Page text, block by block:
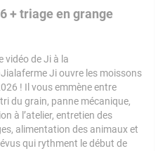
+ triage en grange
vidéo de Ji à la
Ji ouvre les moissons
! Il vous emmène entre
du grain, panne mécanique,
à l’atelier, entretien des
alimentation des animaux et
qui rythment le début de